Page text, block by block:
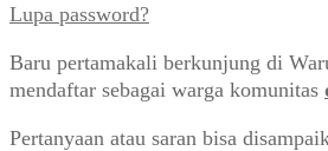
Lupa password?
Baru pertamakali berkunjung di
mendaftar sebagai warga komunitas
Pertanyaan atau saran bisa